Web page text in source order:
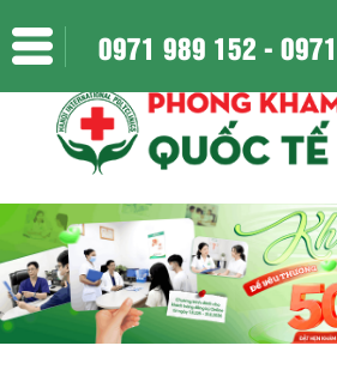
0971 989 152 -
Mở của : Thứ 2 đến Chủ Nhật || 8h:00 -